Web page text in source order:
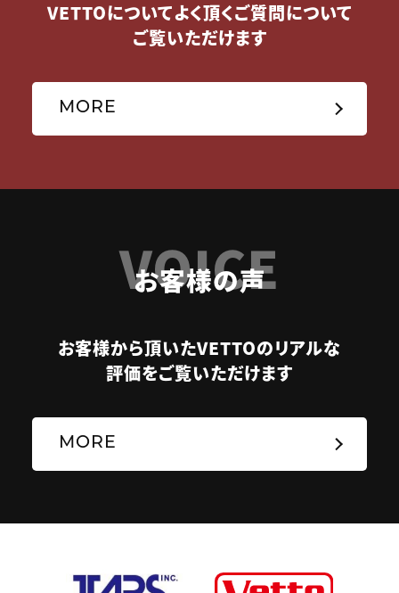
VETTOについてよく頂くご質問について
ご覧いただけます
MORE
VOICE
お客様の声
お客様から頂いたVETTOのリアルな
評価をご覧いただけます
MORE